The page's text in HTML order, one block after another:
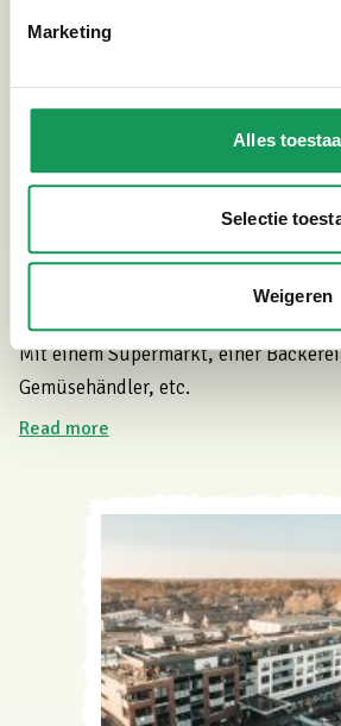
Marketing
Alles
Selectie
Weigeren
Einkaufszentrum De Thij (3,4 km)
Mit einem Supermarkt, einer
Gemüsehändler, etc.
Read more